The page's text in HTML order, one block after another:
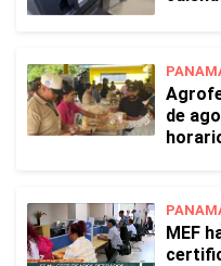
de
MEF